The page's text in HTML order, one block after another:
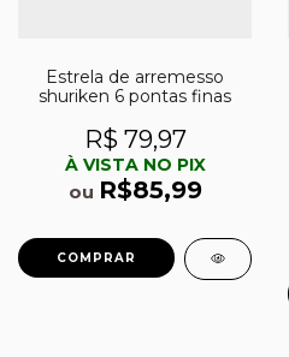
Estrela de arremesso
shuriken 6 pontas finas
R$ 79,97
À VISTA NO PIX
ou R$85,99